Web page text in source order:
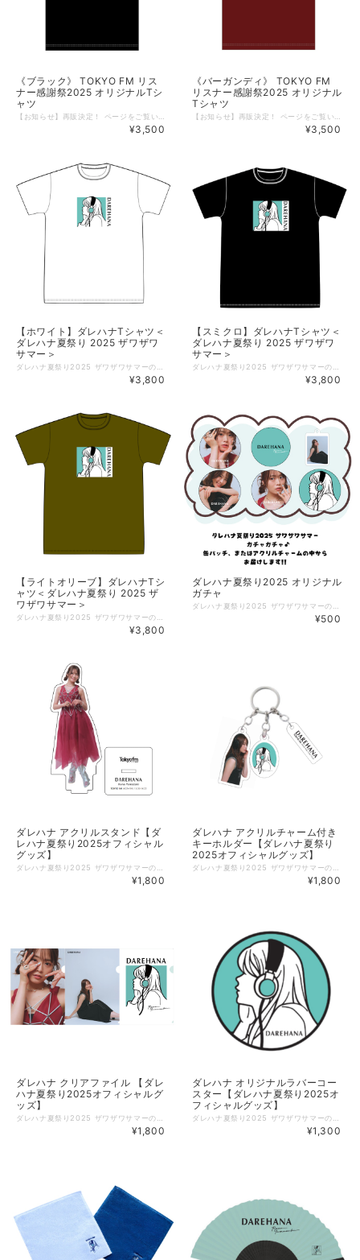
《ブラック》 TOKYO FM リス
ナー感謝祭2025 オリジナルTシ
ャツ
¥3,500
《バーガンディ》 TOKYO FM
リスナー感謝祭2025 オリジナル
Tシャツ
¥3,500
【ホワイト】ダレハナTシャツ＜
ダレハナ夏祭り 2025 ザワザワ
サマー＞
¥3,800
【スミクロ】ダレハナTシャツ＜
ダレハナ夏祭り 2025 ザワザワ
サマー＞
¥3,800
【ライトオリーブ】ダレハナTシ
ャツ＜ダレハナ夏祭り 2025 ザ
ワザワサマー＞
¥3,800
ダレハナ夏祭り2025 オリジナル
ガチャ
¥500
ダレハナ アクリルスタンド【ダ
レハナ夏祭り2025オフィシャル
グッズ】
¥1,800
ダレハナ アクリルチャーム付き
キーホルダー【ダレハナ夏祭り
2025オフィシャルグッズ】
¥1,800
ダレハナ クリアファイル 【ダレ
ハナ夏祭り2025オフィシャルグ
ッズ】
¥1,800
ダレハナ オリジナルラバーコー
スター【ダレハナ夏祭り2025オ
フィシャルグッズ】
¥1,300